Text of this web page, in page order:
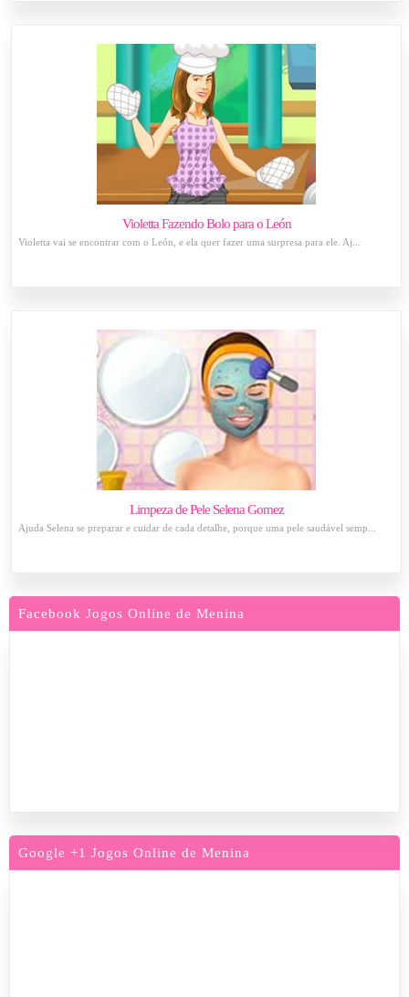
Violetta Fazendo Bolo para o León
Violetta vai se encontrar com o León, e ela quer fazer uma surpresa para ele. Aj...
Limpeza de Pele Selena Gomez
Ajuda Selena se preparar e cuidar de cada detalhe, porque uma pele saudável semp...
Facebook Jogos Online de Menina
Google +1 Jogos Online de Menina